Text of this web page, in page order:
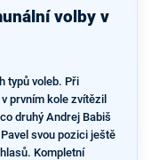
volby v
typů voleb. Při
prvním kole zvítězil
druhý Andrej Babiš
svou pozici ještě
Kompletní